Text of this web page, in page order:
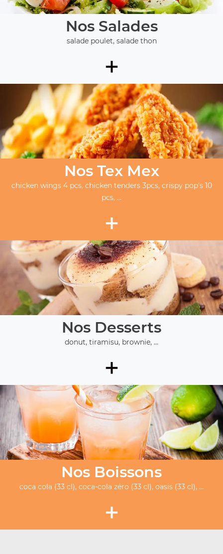
Nos Salades
salade poulet, salade thon
+
Nos Tex Mex
chicken wings 4 pcs, chicken tenders 3pcs, crispy pop's 10
pcs, ...
+
Nos Desserts
donut, tiramisu, brownie, ...
+
Nos Boissons
coca cola (33 cl), coca-cola zéro (33 cl), oasis (33 cl), ...
+